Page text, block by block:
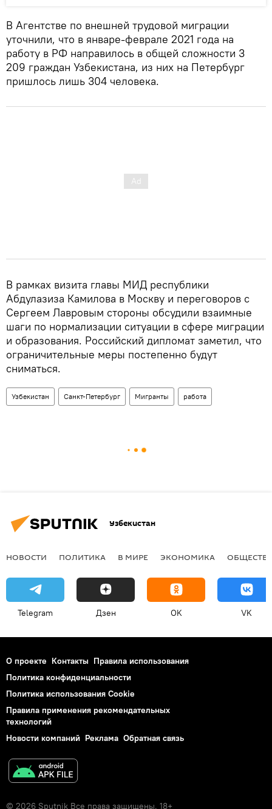
В Агентстве по внешней трудовой миграции
уточнили, что в январе-феврале 2021 года на
работу в РФ направилось в общей сложности 3
209 граждан Узбекистана, из них на Петербург
пришлось лишь 304 человека.
В рамках визита главы МИД республики
Абдулазиза Камилова в Москву и переговоров с
Сергеем Лавровым стороны обсудили взаимные
шаги по нормализации ситуации в сфере миграции
и образования. Российский дипломат заметил, что
ограничительные меры постепенно будут
сниматься.
Узбекистан Санкт-Петербург Мигранты работа
Узбекистан
НОВОСТИ ПОЛИТИКА В МИРЕ ЭКОНОМИКА
Telegram Дзен OK VK
О проекте Контакты Правила использования
Политика конфиденциальности
Политика использования Cookie
Правила применения рекомендательных
технологий
Новости компаний Реклама Обратная связь
© 2026 Sputnik Все права защищены. 18+